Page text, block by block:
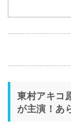
東村アキコ
が主演！あ